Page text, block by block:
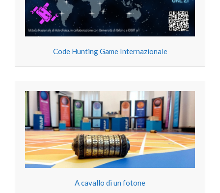
Code Hunting Game Internazionale
A cavallo di un fotone